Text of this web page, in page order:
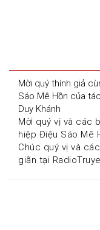
Mời quý thính giả
Sáo Mê Hồn của
Duy Khánh
Mời quý vị và các
hiệp Điệu Sáo Mê
Chúc quý vị và
giãn tại